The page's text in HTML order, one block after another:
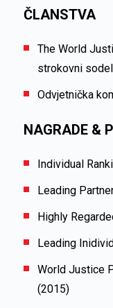
ČLANSTVA
The World
strokovni
Odvjetnička
NAGRADE &
Individual
Leading
Highly
Leading
World Justice
(2015)